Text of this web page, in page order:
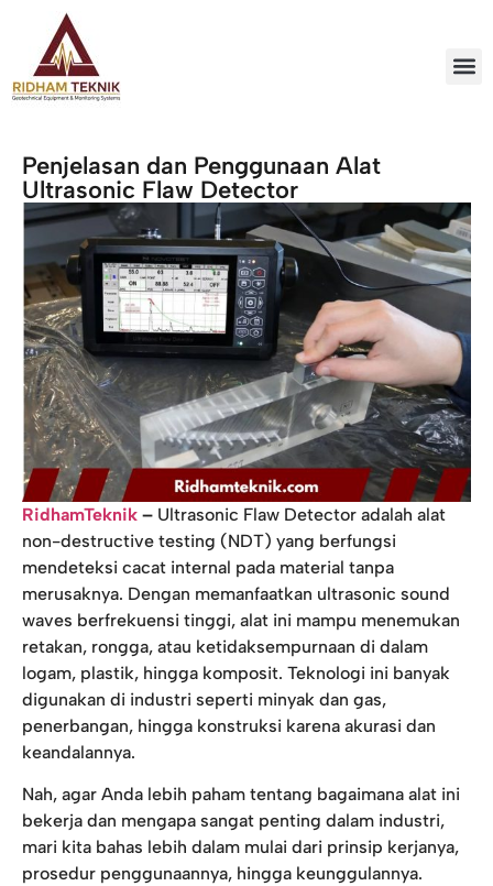
Penjelasan dan Penggunaan Alat
Ultrasonic Flaw Detector
RidhamTeknik – Ultrasonic Flaw Detector adalah alat
non-destructive testing (NDT) yang berfungsi
mendeteksi cacat internal pada material tanpa
merusaknya. Dengan memanfaatkan ultrasonic sound
waves berfrekuensi tinggi, alat ini mampu menemukan
retakan, rongga, atau ketidaksempurnaan di dalam
logam, plastik, hingga komposit. Teknologi ini banyak
digunakan di industri seperti minyak dan gas,
penerbangan, hingga konstruksi karena akurasi dan
keandalannya.
Nah, agar Anda lebih paham tentang bagaimana alat ini
bekerja dan mengapa sangat penting dalam industri,
mari kita bahas lebih dalam mulai dari prinsip kerjanya,
prosedur penggunaannya, hingga keunggulannya.